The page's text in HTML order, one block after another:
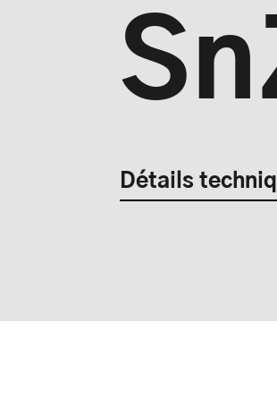
Sn
Détails